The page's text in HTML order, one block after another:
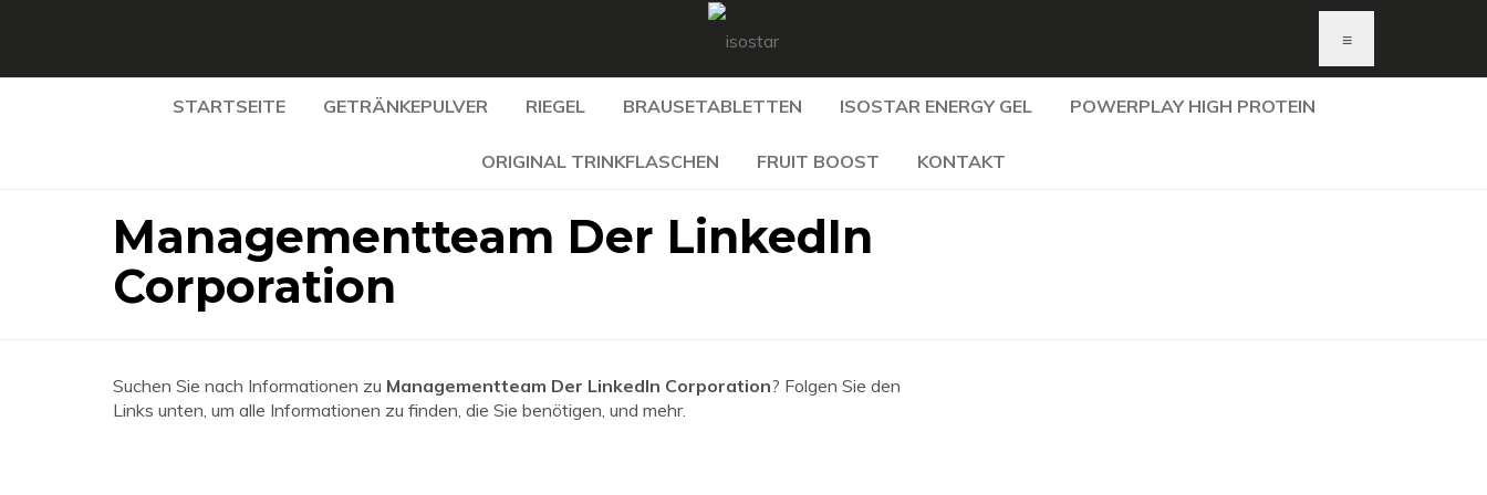
≡
STARTSEITE GETRÄNKEPULVER RIEGEL BRAUSETABLETTEN ISOSTAR ENERGY GEL POWERPLAY HIGH PROTEIN
ORIGINAL TRINKFLASCHEN FRUIT BOOST KONTAKT
Managementteam Der LinkedIn
Corporation
Suchen Sie nach Informationen zu Managementteam Der LinkedIn Corporation? Folgen Sie den
Links unten, um alle Informationen zu finden, die Sie benötigen, und mehr.